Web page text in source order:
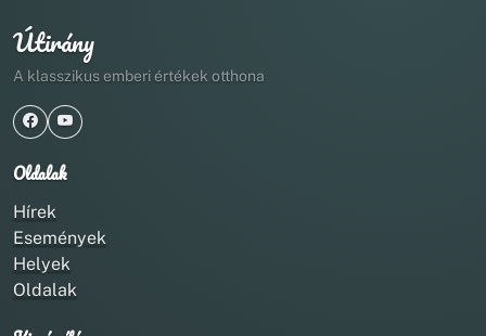
Útirány
A klasszikus emberi értékek otthona
Oldalak
Hírek
Események
Helyek
Oldalak